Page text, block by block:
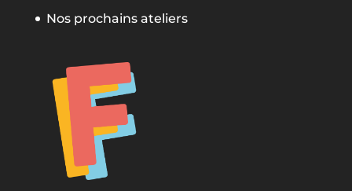
Nos prochains ateliers